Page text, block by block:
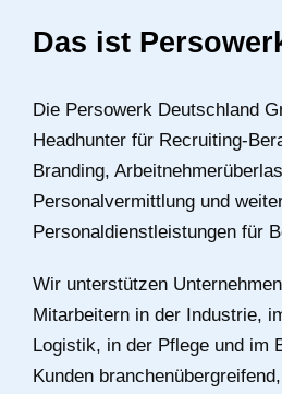
Das ist
Die Persowerk Deutschland
Headhunter für Recruiting-
Branding,
Personalvermittlung und
Personaldienstleistungen für
Wir unterstützen
Mitarbeitern in der Industrie,
Logistik, in der Pflege und im
Kunden